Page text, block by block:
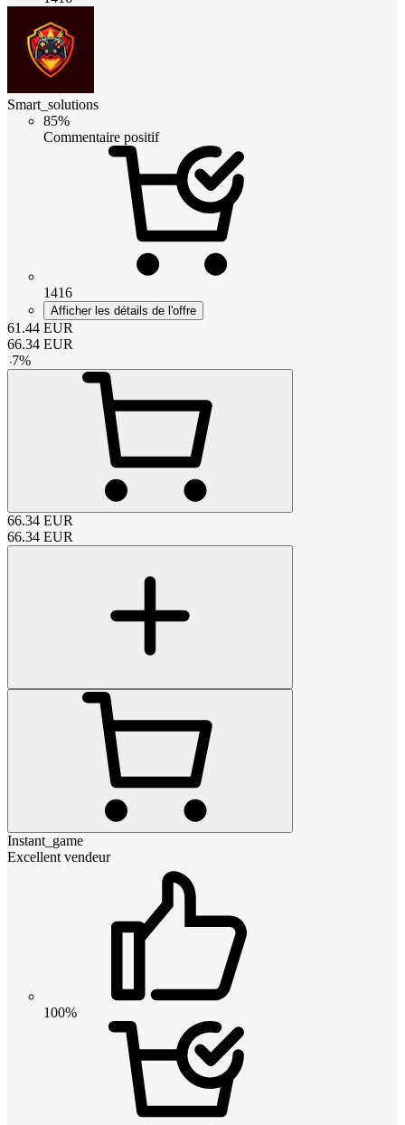
Smart_solutions
85%
Commentaire positif
1416
Afficher les détails de l'offre
61.44 EUR
66.34 EUR
-7%
66.34 EUR
66.34 EUR
Instant_game
Excellent vendeur
100%